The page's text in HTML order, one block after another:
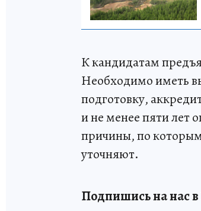
К кандидатам
Необходимо иметь
подготовку,
и не менее пяти лет
причины, по которым
уточняют.
Подпишись на нас в